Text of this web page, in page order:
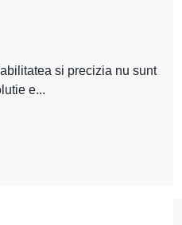
si precizia nu sunt
e...